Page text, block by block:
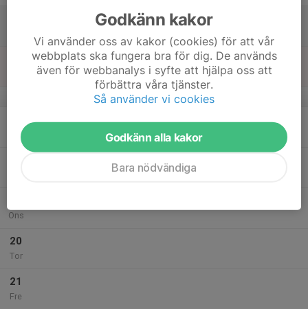
v.34
Mån
Ons
20
Tor
21
Fre
Godkänn kakor
Vi använder oss av kakor (cookies) för att vår
webbplats ska fungera bra för dig. De används
även för webbanalys i syfte att hjälpa oss att
förbättra våra tjänster.
Så använder vi cookies
Godkänn alla kakor
Bara nödvändiga